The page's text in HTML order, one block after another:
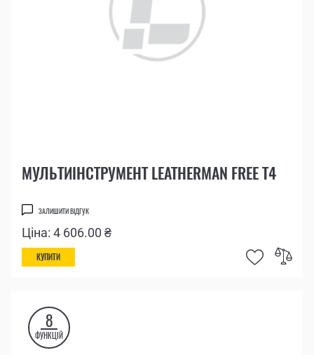
МУЛЬТИІНСТРУМЕНТ LEATHERMAN FREE T4
ЗАЛИШИТИ ВІДГУК
Ціна: 4 606.00 ₴
КУПИТИ
8
ФУНКЦІЙ